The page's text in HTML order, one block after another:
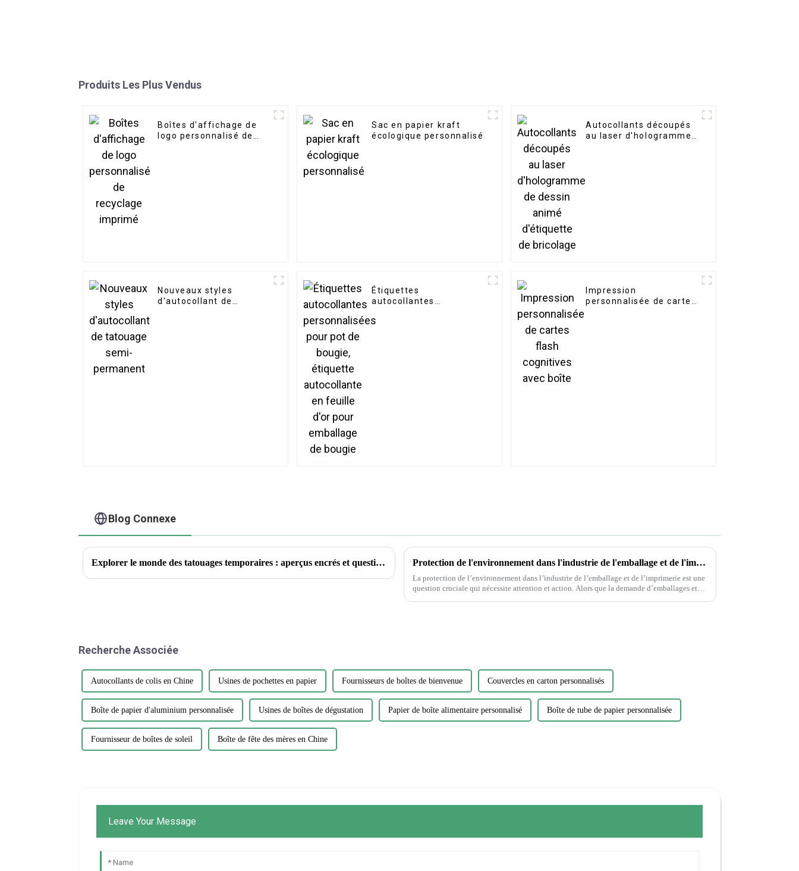
Produits Les Plus Vendus
Boîtes d'affichage de
logo personnalisé de
Sac en papier kraft
écologique personnalisé
Autocollants découpés
au laser d'hologramme
Nouveaux styles
d'autocollant de
Étiquettes
autocollantes
de bougie, étiquette
Impression
personnalisée de cartes
Blog Connexe
Explorer le monde des tatouages ​​temporaires : aperçus encrés et questions courantes Protection de l'environnement dans l'industrie de l'emballage et de l'imprimerie
La protection de l’environnement dans l’industrie de l’emballage et de l’imprimerie est une
question cruciale qui nécessite attention et action. Alors que la demande d’emballages et
Recherche Associée
Autocollants de colis en Chine Usines de pochettes en papier Fournisseurs de boîtes de bienvenue Couvercles en carton personnalisés
Boîte de papier d'aluminium personnalisée Usines de boîtes de dégustation Papier de boîte alimentaire personnalisé Boîte de tube de papier personnalisée
Fournisseur de boîtes de soleil Boîte de fête des mères en Chine
Leave Your Message